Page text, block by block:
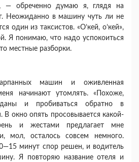
— обреченно думаю я, глядя на
Неожиданно в машину чуть ли не
один из таксистов. «О’кей, о’кей»,
Я понимаю, что надо успокоиться
мест­ные разборки.
машин и оживленная
начинают утомлять. «Похо­же,
и пробиваться обратно в
окно опять просовывается какой-
и жестами предлагает мне
мол, осталось совсем не­много.
минут спор решен, и водитель
Я повторяю на­звание отеля и